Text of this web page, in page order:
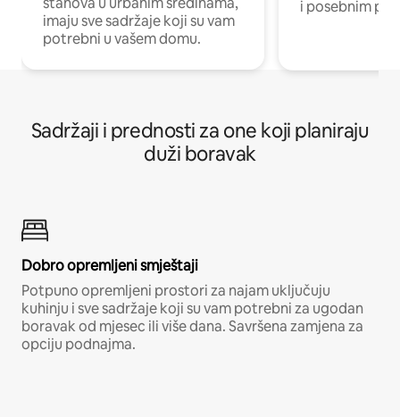
imaju sve sadržaje koji su vam
potrebni u vašem domu.
i posebnim
Sadržaji i prednosti za one koji planiraju
duži boravak
Dobro opremljeni smještaji
Potpuno opremljeni prostori za najam uključuju
kuhinju i sve sadržaje koji su vam potrebni za ugodan
boravak od mjesec ili više dana. Savršena zamjena za
opciju podnajma.